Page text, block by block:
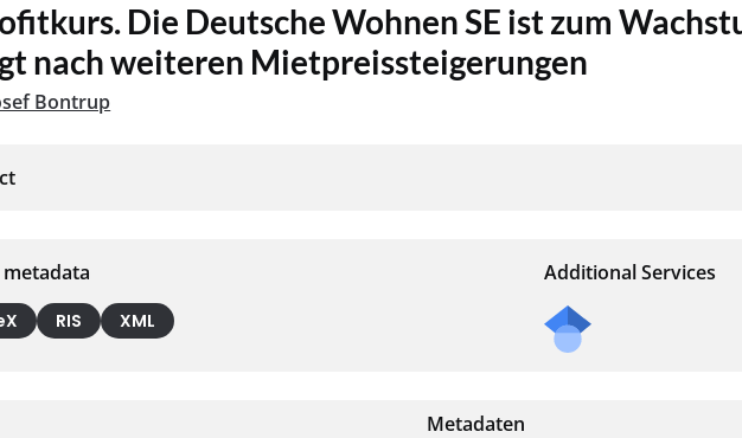
Die Deutsche Wohnen SE ist zum
nach weiteren Mietpreissteigerungen
Bontrup
RIS XML
Additional Services
Metadaten